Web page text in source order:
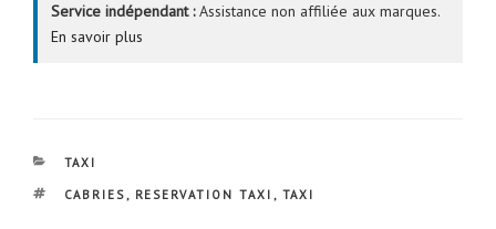
Service indépendant :Assistance non affiliée aux marques.
En savoir plus
CATÉGORIES
TAXI
ÉTIQUETTES
CABRIES, RESERVATION TAXI , TAXI